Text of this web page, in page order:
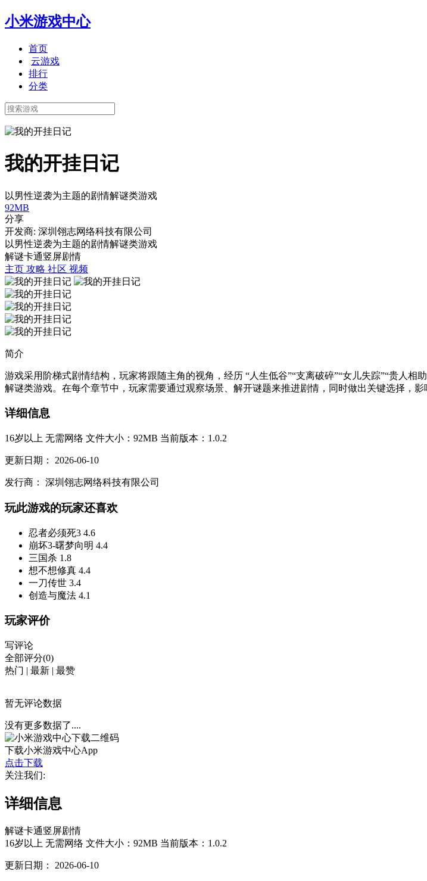
小米游戏中心
首页
云游戏
排行
分类
我的开挂日记
以男性逆袭为主题的剧情解谜类游戏
92MB
分享
开发商: 深圳翎志网络科技有限公司
以男性逆袭为主题的剧情解谜类游戏
解谜卡通竖屏剧情
主页 攻略 社区 视频
简介
游戏采用阶梯式剧情结构，玩家将跟随主角的视角，经历 “人生低谷”“支离破碎”“女儿失踪”“贵人
解谜类游戏。在每个章节中，玩家需要通过观察场景、解开谜题来推进剧情，同时做出关键选择，
详细信息
16岁以上 无需网络 文件大小：92MB 当前版本：1.0.2
更新日期： 2026-06-10
发行商： 深圳翎志网络科技有限公司
玩此游戏的玩家还喜欢
忍者必须死3 4.6
崩坏3-曙梦向明 4.4
三国杀 1.8
想不想修真 4.4
一刀传世 3.4
创造与魔法 4.1
玩家评价
写评论
全部评分(0)
热门 | 最新 | 最赞
暂无评论数据
没有更多数据了....
下载小米游戏中心App
点击下载
关注我们:
详细信息
解谜卡通竖屏剧情
16岁以上 无需网络 文件大小：92MB 当前版本：1.0.2
更新日期： 2026-06-10